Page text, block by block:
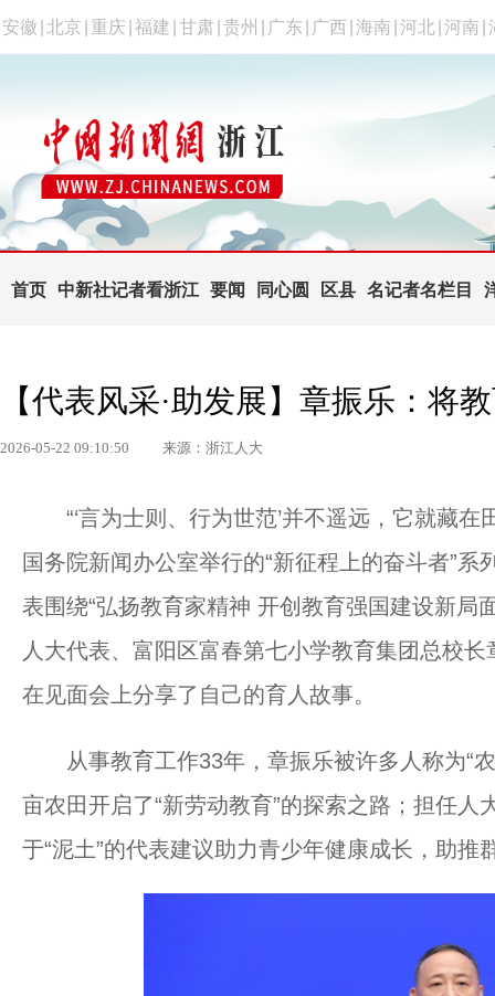
安徽 北京 重庆 福建 甘肃 贵州 广东 广西 海南 河北 河南
首页 中新社记者看浙江 要闻 同心圆 区县 名记者名栏目
【代表风采·助发展】章振乐：将
2026-05-22 09:10:50 来源：浙江人大
“‘言为士则、行为世范’并不遥远，它就藏
国务院新闻办公室举行的“新征程上的奋斗者”
表围绕“弘扬教育家精神 开创教育强国建设新局
人大代表、富阳区富春第七小学教育集团总校
在见面会上分享了自己的育人故事。
从事教育工作33年，章振乐被许多人称为“农
亩农田开启了“新劳动教育”的探索之路；担任
于“泥土”的代表建议助力青少年健康成长，助推